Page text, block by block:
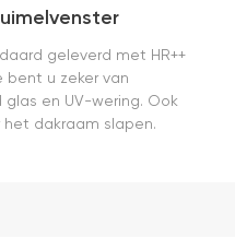
geleverd met HR++
bent u zeker van
en UV-wering. Ook
het dakraam slapen.